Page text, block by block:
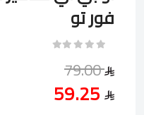
فور تو
79.00